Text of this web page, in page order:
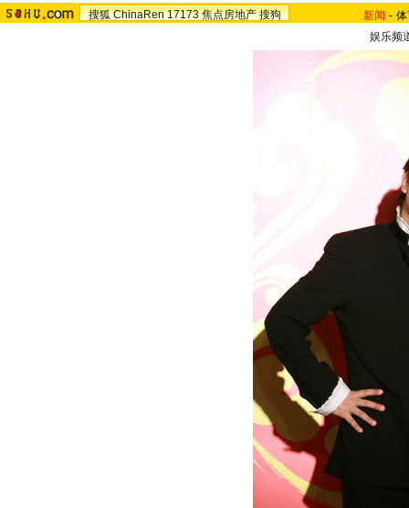
搜狐 ChinaRen 17173 焦点房地产 搜狗 新闻 -
娱乐频